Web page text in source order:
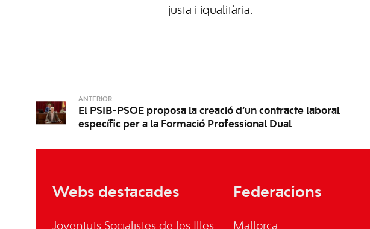
justa i igualitària.
ANTERIOR
El PSIB-PSOE proposa la creació d’un contracte laboral
específic per a la Formació Professional Dual
Webs destacades
Joventuts Socialistes de les Illes
Federacions
Mallorca